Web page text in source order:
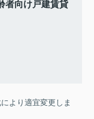
者向け戸建賃貸
より適宜変更しま